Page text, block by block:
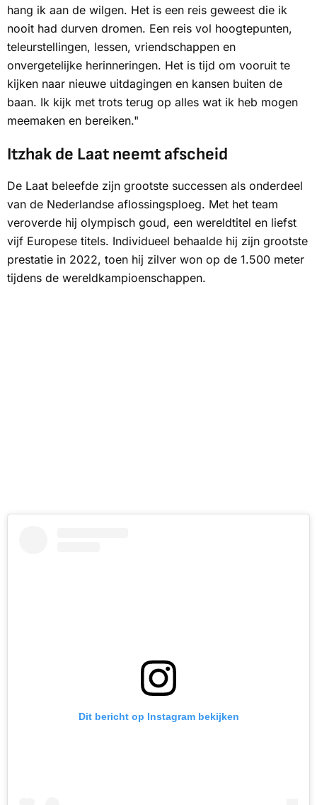
hang ik aan de wilgen. Het is een reis geweest die ik
nooit had durven dromen. Een reis vol hoogtepunten,
teleurstellingen, lessen, vriendschappen en
onvergetelijke herinneringen. Het is tijd om vooruit te
kijken naar nieuwe uitdagingen en kansen buiten de
baan. Ik kijk met trots terug op alles wat ik heb mogen
meemaken en bereiken."
Itzhak de Laat neemt afscheid
De Laat beleefde zijn grootste successen als onderdeel
van de Nederlandse aflossingsploeg. Met het team
veroverde hij olympisch goud, een wereldtitel en liefst
vijf Europese titels. Individueel behaalde hij zijn grootste
prestatie in 2022, toen hij zilver won op de 1.500 meter
tijdens de wereldkampioenschappen.
Dit bericht op Instagram bekijken